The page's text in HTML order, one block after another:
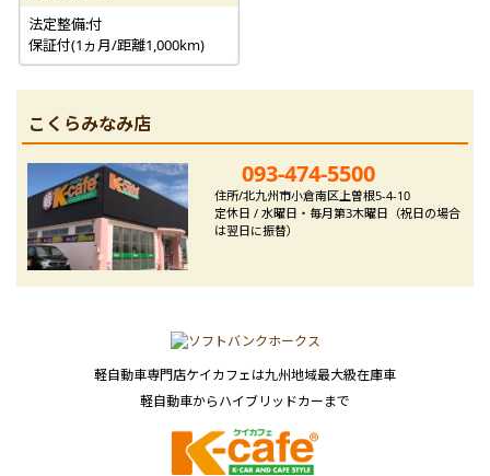
法定整備:付
保証付(1ヵ月/距離1,000km)
こくらみなみ店
093-474-5500
住所/北九州市小倉南区上曽根5-4-10
定休日 / 水曜日・毎月第3木曜日（祝日の場合
は翌日に振替）
軽自動車専門店ケイカフェは九州地域最大級在庫車
軽自動車からハイブリッドカーまで